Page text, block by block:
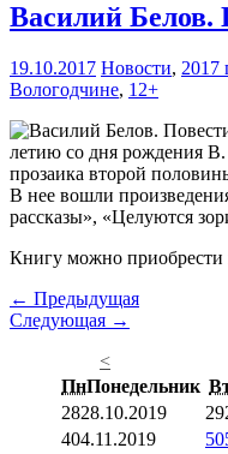
Василий Белов.
19.10.2017 Новости, 2017
Вологодчине, 12+
летию со дня рождения
прозаика второй
В нее вошли
рассказы», «Целуются
Книгу можно приобрести
← Предыдущая
Следующая →
<
ПнПонедельник
2828.10.2019 29
404.11.2019 5